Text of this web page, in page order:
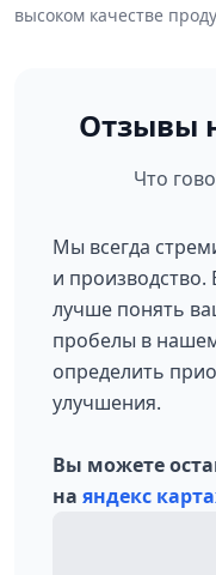
высоком качестве
Отзывы
Что
Мы всегда
и
лучше понять
пробелы в
определить
улучшения.
Вы можете
на яндекс